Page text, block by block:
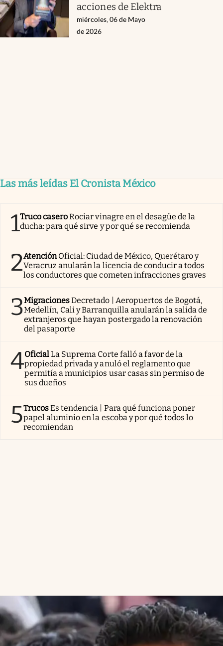
acciones de Elektra
miércoles, 06 de Mayo
de 2026
Las más leídas El Cronista México
1Truco caseroRociar vinagre en el desagüe de la
ducha: para qué sirve y por qué se recomienda
2AtenciónOficial: Ciudad de México, Querétaro y
Veracruz anularán la licencia de conducir a todos
los conductores que cometen infracciones graves
3MigracionesDecretado | Aeropuertos de Bogotá,
Medellín, Cali y Barranquilla anularán la salida de
extranjeros que hayan postergado la renovación
del pasaporte
4OficialLa Suprema Corte falló a favor de la
propiedad privada y anuló el reglamento que
permitía a municipios usar casas sin permiso de
sus dueños
5TrucosEs tendencia | Para qué funciona poner
papel aluminio en la escoba y por qué todos lo
recomiendan